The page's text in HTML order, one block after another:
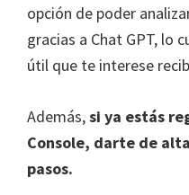
opción de poder
gracias a Chat GPT, lo
útil que te interese
Además,si ya estás
Console, darte de
pasos.